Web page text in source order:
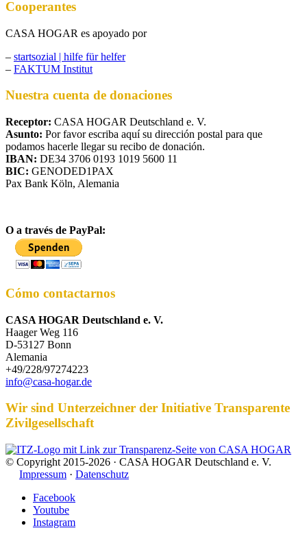
Cooperantes
CASA HOGAR es apoyado por
– startsozial | hilfe für helfer
– FAKTUM Institut
Nuestra cuenta de donaciones
Receptor: CASA HOGAR Deutschland e. V.
Asunto: Por favor escriba aquí su dirección postal para que
podamos hacerle llegar su recibo de donación.
IBAN: DE34 3706 0193 1019 5600 11
BIC: GENODED1PAX
Pax Bank Köln, Alemania
O a través de PayPal:
Cómo contactarnos
CASA HOGAR Deutschland e. V.
Haager Weg 116
D-53127 Bonn
Alemania
+49/228/97274223
info@casa-hogar.de
Wir sind Unterzeichner der Initiative Transparente
Zivilgesellschaft
© Copyright 2015-2026 · CASA HOGAR Deutschland e. V.
Impressum · Datenschutz
Facebook
Youtube
Instagram